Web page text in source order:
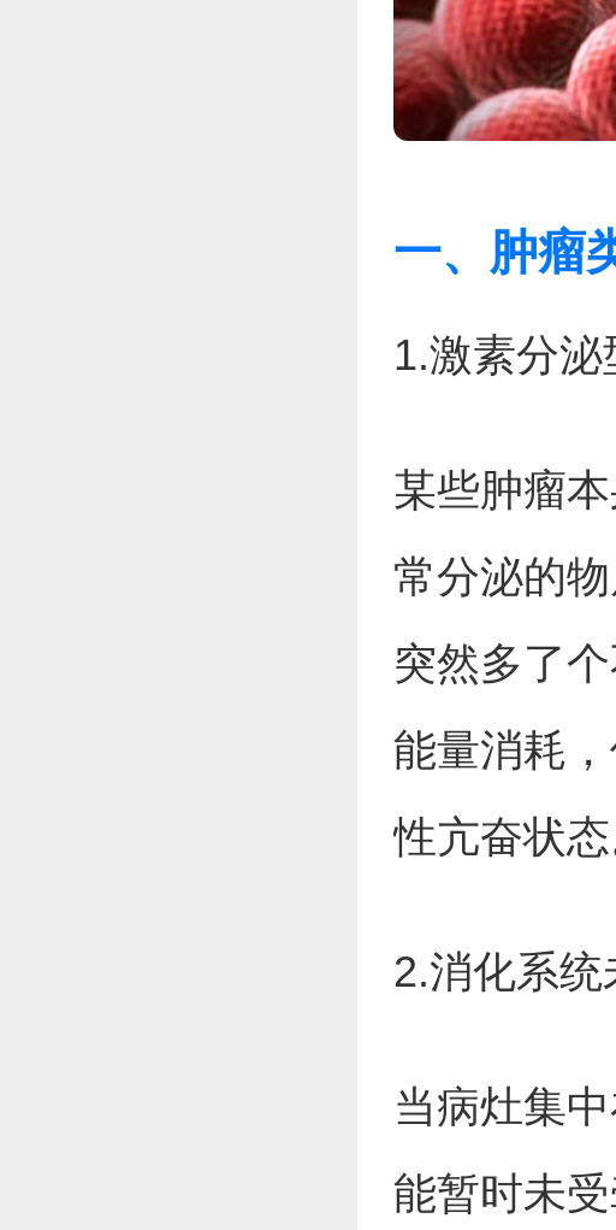
一、肿瘤
1.激素分
某些肿瘤
常分泌的
突然多了
能量消耗
性亢奋状态
2.消化系统
当病灶集
能暂时未